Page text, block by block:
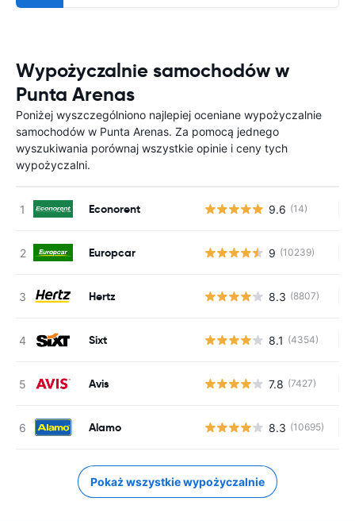
Wypożyczalnie samochodów w
Punta Arenas
Poniżej wyszczególniono najlepiej oceniane wypożyczalnie
samochodów w Punta Arenas. Za pomocą jednego
wyszukiwania porównaj wszystkie opinie i ceny tych
wypożyczalni.
Econorent 9.6 (14)
Europcar 9 (10239)
Hertz 8.3 (8807)
Sixt 8.1 (4354)
Avis 7.8 (7427)
Alamo 8.3 (10695)
Pokaż wszystkie wypożyczalnie